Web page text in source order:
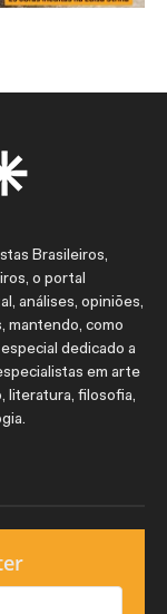
Brasileiros,
o portal
análises, opiniões,
mantendo, como
dedicado a
em arte
literatura, filosofia,